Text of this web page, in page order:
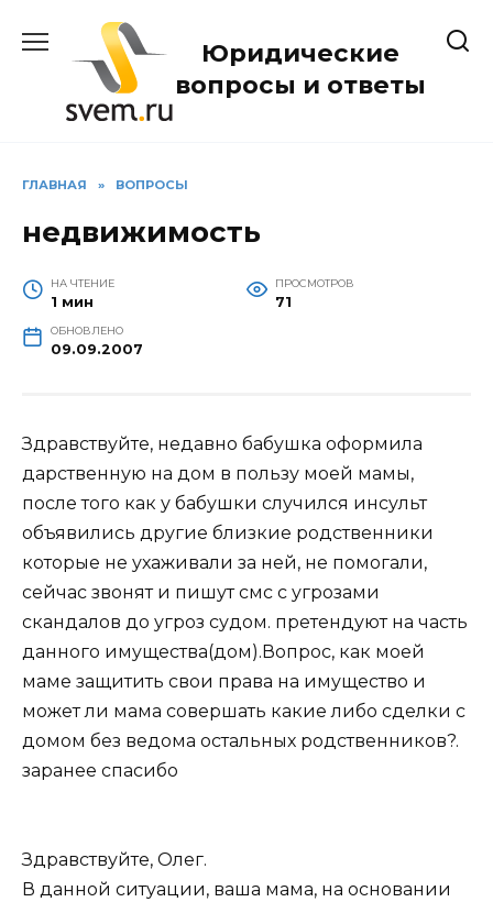
содержанию
Юридические
вопросы и ответы
ГЛАВНАЯ » ВОПРОСЫ
недвижимость
НА ЧТЕНИЕ
1 мин
ПРОСМОТРОВ
71
ОБНОВЛЕНО
09.09.2007
Здравствуйте, недавно бабушка оформила
дарственную на дом в пользу моей мамы,
после того как у бабушки случился инсульт
объявились другие близкие родственники
которые не ухаживали за ней, не помогали,
сейчас звонят и пишут смс с угрозами
скандалов до угроз судом. претендуют на часть
данного имущества(дом).Вопрос, как моей
маме защитить свои права на имущество и
может ли мама совершать какие либо сделки с
домом без ведома остальных родственников?.
заранее спасибо
Здравствуйте, Олег.
В данной ситуации, ваша мама, на основании